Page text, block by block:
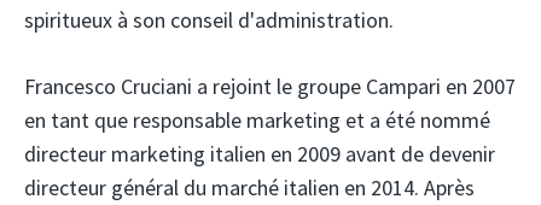
spiritueux à son conseil d'administration.
Francesco Cruciani a rejoint le groupe Campari en 2007
en tant que responsable marketing et a été nommé
directeur marketing italien en 2009 avant de devenir
directeur général du marché italien en 2014. Après